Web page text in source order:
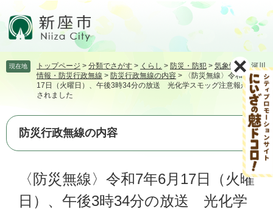
頭飛
本
へ
現在地 トップページ > 分類でさがす > くらし > 防災・防犯 > 気象情報・河川
情報・防災行政無線 > 防災行政無線の内容 >
〈防災無線〉令和7年6月
17日（火曜日）、午後3時34分の放送 光化学スモッグ注意報が解除
されました
防災行政無線の内容
〈防災無線〉令和7年6月17日（火曜
日）、午後3時34分の放送 光化学